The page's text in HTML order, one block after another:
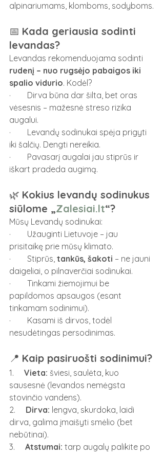
alpinariumams, klomboms, sodyboms.
📅 Kada geriausia sodinti
levandas?
Levandas rekomenduojama sodinti
rudenį – nuo rugsėjo pabaigos iki
spalio vidurio. Kodėl?
·        Dirva būna dar šilta, bet oras
vėsesnis – mažesnė streso rizika
augalui.
·        Levandų sodinukai spėja prigyti
iki šalčių. Dengti nereikia.
·        Pavasarį augalai jau stiprūs ir
iškart pradeda augimą.
🌿 Kokius levandų sodinukus
siūlome „Zalesiai.lt“?
Mūsų Levandų sodinukai:
·        Užauginti Lietuvoje – jau
prisitaikę prie mūsų klimato.
·        Stiprūs, tankūs, šakoti – ne jauni
daigeliai, o pilnaverčiai sodinukai.
·        Tinkami žiemojimui be
papildomos apsaugos (esant
tinkamam sodinimui).
·        Kasami iš dirvos, todėl
nesudėtingas persodinimas.
📍 Kaip pasiruošti sodinimui?
1. Vieta: šviesi, saulėta, kuo
sausesnė (levandos nemėgsta
stovinčio vandens).
2. Dirva: lengva, skurdoka, laidi
dirva, galima įmaišyti smėlio (bet
nebūtinai).
3. Atstumai: tarp augalų palikite po